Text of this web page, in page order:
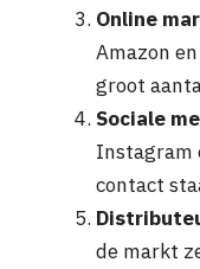
Online
Amazon en
groot
Sociale
Instagram
contact
de markt